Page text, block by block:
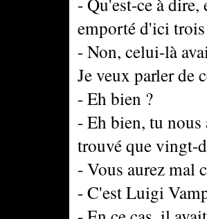
emporté d'ici
- Non, celui-là
Je veux parler de
- Eh bien ?
- Eh bien, tu
trouvé que vingt-
- Vous aurez mal
- C'est Luigi